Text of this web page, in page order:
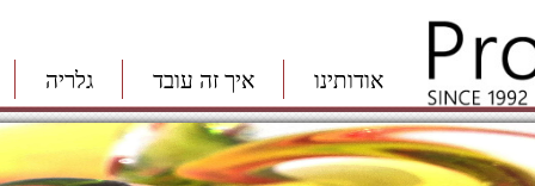
אודותינו איך זה עובד גלריה